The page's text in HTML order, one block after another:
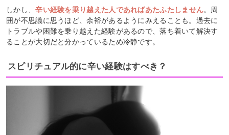
しかし、辛い経験を乗り越えた人であればあたふたしません。周
囲が不思議に思うほど、余裕があるようにみえることも。過去に
トラブルや困難を乗り越えた経験があるので、落ち着いて解決す
ることが大切だと分かっているため冷静です。
スピリチュアル的に辛い経験はすべき？